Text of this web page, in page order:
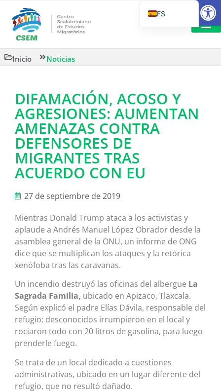
Inicio Noticias
DIFAMACIÓN, ACOSO Y
AGRESIONES: AUMENTAN
AMENAZAS CONTRA
DEFENSORES DE
MIGRANTES TRAS
ACUERDO CON EU
27 de septiembre de 2019
Mientras Donald Trump ataca a los activistas y
aplaude a Andrés Manuel López Obrador desde la
asamblea general de la ONU, un informe de ONG
dice que se multiplican los ataques y la retórica
xenófoba tras las caravanas.
Un incendio destruyó las oficinas del albergue La
Sagrada Familia, ubicado en Apizaco, Tlaxcala.
Según explicó el padre Elías Dávila, responsable del
refugio; desconocidos irrumpieron en el local y
rociaron todo con 20 litros de gasolina, para luego
prenderle fuego.
Se trata de un local dedicado a cuestiones
administrativas, ubicado en un lugar diferente del
refugio, que no resultó dañado.
ES
EN